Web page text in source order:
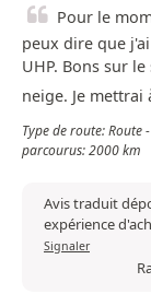
Pour le
peux dire que j'ai
UHP. Bons sur
neige. Je
Type de route: Route
parcourus: 2000 km
Avis traduit
expérience
Signaler